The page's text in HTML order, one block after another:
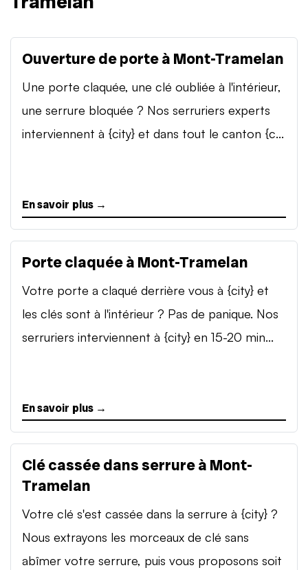
Ouverture de porte à Mont-Tramelan
Une porte claquée, une clé oubliée à l'intérieur,
une serrure bloquée ? Nos serruriers experts
interviennent à {city} et dans tout le canton {c...
En savoir plus →
Porte claquée à Mont-Tramelan
Votre porte a claqué derrière vous à {city} et
les clés sont à l'intérieur ? Pas de panique. Nos
serruriers interviennent à {city} en 15-20 min...
En savoir plus →
Clé cassée dans serrure à Mont-
Tramelan
Votre clé s'est cassée dans la serrure à {city} ?
Nous extrayons les morceaux de clé sans
abîmer votre serrure, puis vous proposons soit